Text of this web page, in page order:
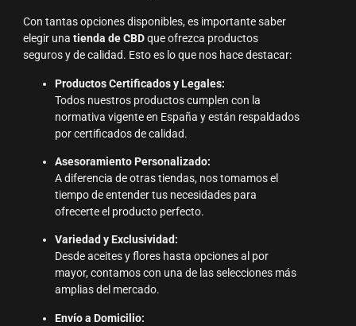
Con tantas opciones disponibles, es importante saber
elegir una tienda de CBDque ofrezca productos
seguros y de calidad. Esto es lo que nos hace destacar:
Productos Certificados y Legales:
Todos nuestros productos cumplen con la
normativa vigente en España y están respaldados
por certificados de calidad.
Asesoramiento Personalizado:
A diferencia de otras tiendas, nos tomamos el
tiempo de entender tus necesidades para
ofrecerte el producto perfecto.
Variedad y Exclusividad:
Desde aceites y flores hasta opciones al por
mayor, contamos con una de las selecciones más
amplias del mercado.
Envío a Domicilio: